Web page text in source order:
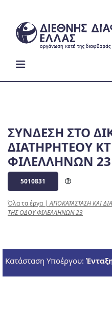
content
ΣΥΝΔΕΣΗ ΣΤΟ
ΔΙΑΤΗΡΗΤΕΟΥ
ΦΙΛΕΛΛΗΝΩΝ 23
5010831
Όλα τα έργα|ΑΠΟΚΑΤΑΣΤΑΣΗ ΚΑΙ
ΤΗΣ ΟΔΟΥ ΦΙΛΕΛΛΗΝΩΝ 23
Κατάσταση Υποέργου: